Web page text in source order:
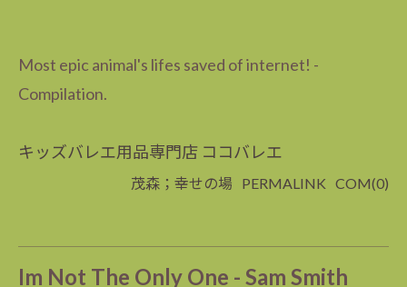
Most epic animal's lifes saved of internet! -
Compilation.
キッズバレエ用品専門店 ココバレエ
茂森；幸せの場 PERMALINK COM(0)
Im Not The Only One - Sam Smith